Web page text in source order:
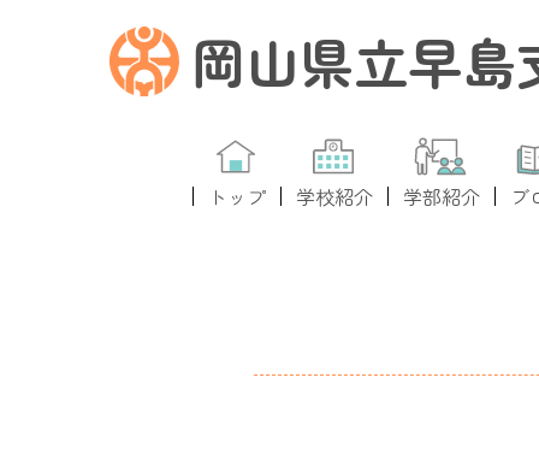
岡山県立早島
トップ 学校紹介 学部紹介 ブ